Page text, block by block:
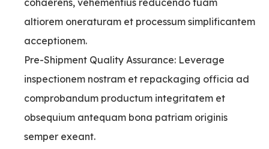
cohaerens, vehementius reducendo tuam
altiorem oneraturam et processum simplificantem
acceptionem.
Pre-Shipment Quality Assurance: Leverage
inspectionem nostram et repackaging officia ad
comprobandum productum integritatem et
obsequium antequam bona patriam originis
semper exeant.